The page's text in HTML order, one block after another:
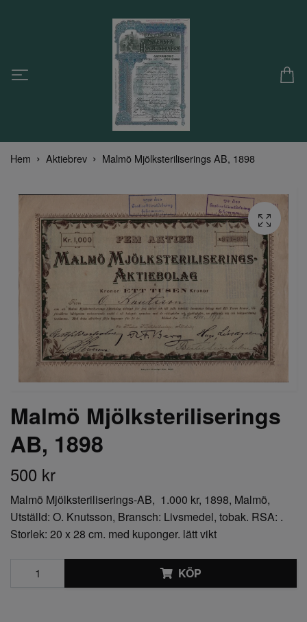
Hem Aktiebrev Malmö Mjölksteriliserings AB, 1898
Malmö Mjölksteriliserings
AB, 1898
500 kr
Malmö Mjölksteriliserings-AB, 1.000 kr, 1898, Malmö,
Utställd: O. Knutsson, Bransch: Livsmedel, tobak. RSA: .
Storlek: 20 x 28 cm. med kuponger. lätt vikt
KÖP